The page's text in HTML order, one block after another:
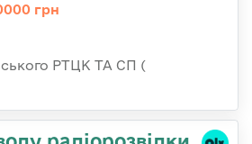
грн
РТЦК ТА СП (